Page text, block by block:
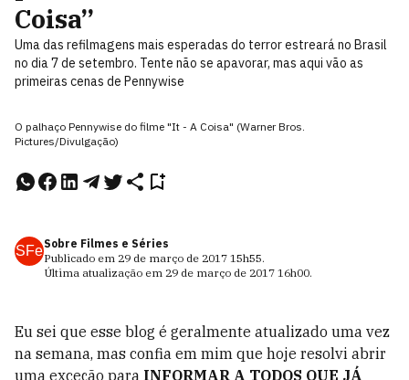
Coisa”
Uma das refilmagens mais esperadas do terror estreará no Brasil
no dia 7 de setembro. Tente não se apavorar, mas aqui vão as
primeiras cenas de Pennywise
O palhaço Pennywise do filme "It - A Coisa" (Warner Bros.
Pictures/Divulgação)
SFeSobre Filmes e Séries
Publicado em 29 de março de 2017 15h55.
Última atualização em 29 de março de 2017 16h00.
Eu sei que esse blog é geralmente atualizado uma vez
na semana, mas confia em mim que hoje resolvi abrir
uma exceção para INFORMAR A TODOS QUE JÁ